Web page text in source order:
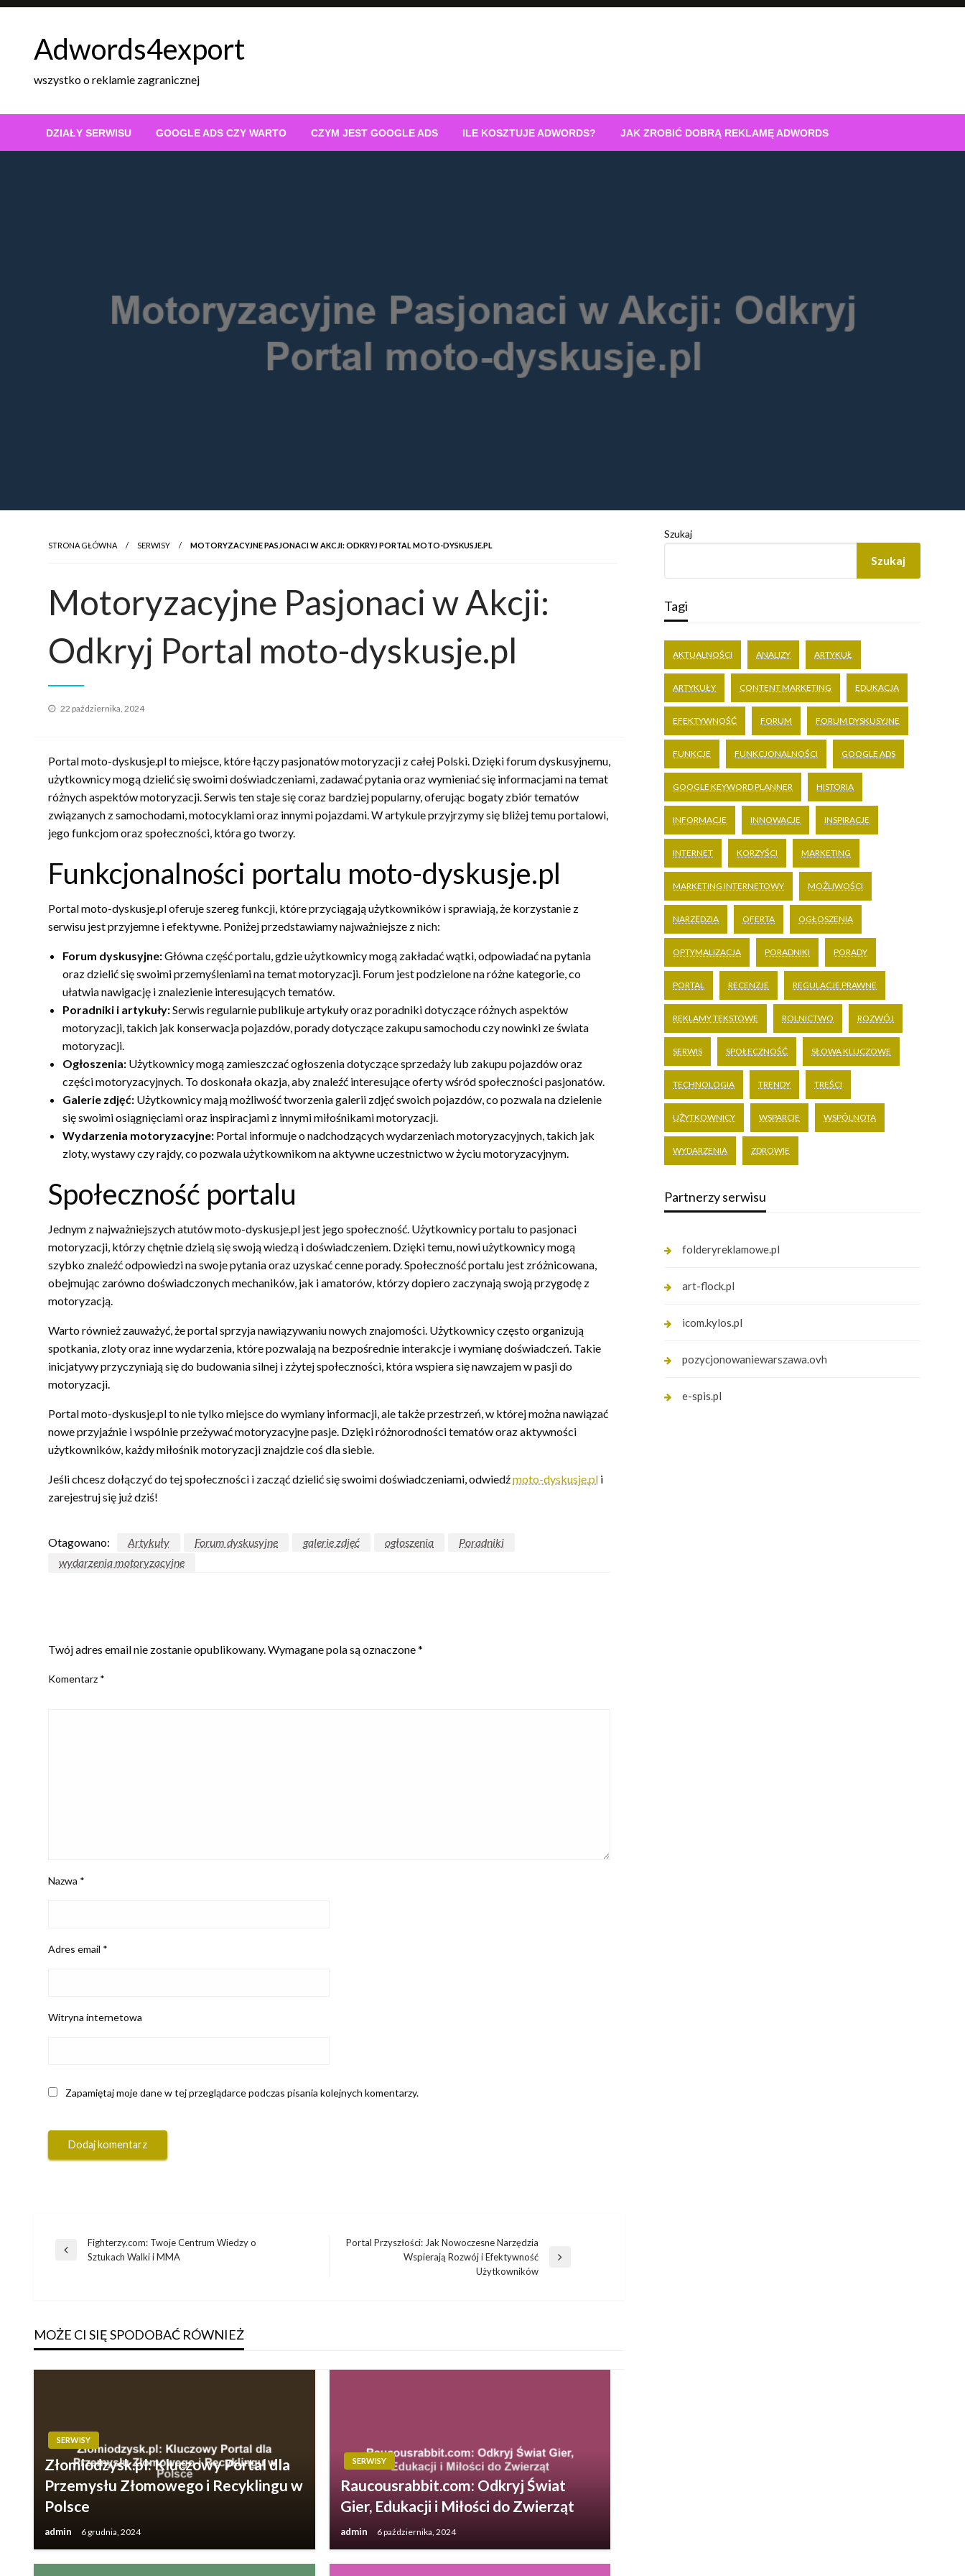
Skip
Adwords4export
wszystko o reklamie zagranicznej
DZIAŁY SERWISU GOOGLE ADS CZY WARTO CZYM JEST GOOGLE ADS ILE KOSZTUJE ADWORDS? JAK ZROBIĆ DOBRĄ REKLAMĘ ADWORDS
STRONA GŁÓWNA SERWISY MOTORYZACYJNE PASJONACI W AKCJI: ODKRYJ PORTAL MOTO-DYSKUSJE.PL
Motoryzacyjne Pasjonaci w Akcji:
Odkryj Portal moto-dyskusje.pl
Opublikowane
22 października, 2024
Portal moto-dyskusje.pl to miejsce, które łączy pasjonatów motoryzacji z całej Polski. Dzięki forum dyskusyjnemu,
użytkownicy mogą dzielić się swoimi doświadczeniami, zadawać pytania oraz wymieniać się informacjami na temat
różnych aspektów motoryzacji. Serwis ten staje się coraz bardziej popularny, oferując bogaty zbiór tematów
związanych z samochodami, motocyklami oraz innymi pojazdami. W artykule przyjrzymy się bliżej temu portalowi,
jego funkcjom oraz społeczności, która go tworzy.
Funkcjonalności portalu moto-dyskusje.pl
Portal moto-dyskusje.pl oferuje szereg funkcji, które przyciągają użytkowników i sprawiają, że korzystanie z
serwisu jest przyjemne i efektywne. Poniżej przedstawiamy najważniejsze z nich:
Forum dyskusyjne:Główna część portalu, gdzie użytkownicy mogą zakładać wątki, odpowiadać na pytania
oraz dzielić się swoimi przemyśleniami na temat motoryzacji. Forum jest podzielone na różne kategorie, co
ułatwia nawigację i znalezienie interesujących tematów.
Poradniki i artykuły:Serwis regularnie publikuje artykuły oraz poradniki dotyczące różnych aspektów
motoryzacji, takich jak konserwacja pojazdów, porady dotyczące zakupu samochodu czy nowinki ze świata
motoryzacji.
Ogłoszenia: Użytkownicy mogą zamieszczać ogłoszenia dotyczące sprzedaży lub zakupu pojazdów oraz
części motoryzacyjnych. To doskonała okazja, aby znaleźć interesujące oferty wśród społeczności pasjonatów.
Galerie zdjęć: Użytkownicy mają możliwość tworzenia galerii zdjęć swoich pojazdów, co pozwala na dzielenie
się swoimi osiągnięciami oraz inspiracjami z innymi miłośnikami motoryzacji.
Wydarzenia motoryzacyjne: Portal informuje o nadchodzących wydarzeniach motoryzacyjnych, takich jak
zloty, wystawy czy rajdy, co pozwala użytkownikom na aktywne uczestnictwo w życiu motoryzacyjnym.
Społeczność portalu
Jednym z najważniejszych atutów moto-dyskusje.pl jest jego społeczność. Użytkownicy portalu to pasjonaci
motoryzacji, którzy chętnie dzielą się swoją wiedzą i doświadczeniem. Dzięki temu, nowi użytkownicy mogą
szybko znaleźć odpowiedzi na swoje pytania oraz uzyskać cenne porady. Społeczność portalu jest zróżnicowana,
obejmując zarówno doświadczonych mechaników, jak i amatorów, którzy dopiero zaczynają swoją przygodę z
motoryzacją.
Warto również zauważyć, że portal sprzyja nawiązywaniu nowych znajomości. Użytkownicy często organizują
spotkania, zloty oraz inne wydarzenia, które pozwalają na bezpośrednie interakcje i wymianę doświadczeń. Takie
inicjatywy przyczyniają się do budowania silnej i zżytej społeczności, która wspiera się nawzajem w pasji do
motoryzacji.
Portal moto-dyskusje.pl to nie tylko miejsce do wymiany informacji, ale także przestrzeń, w której można nawiązać
nowe przyjaźnie i wspólnie przeżywać motoryzacyjne pasje. Dzięki różnorodności tematów oraz aktywności
użytkowników, każdy miłośnik motoryzacji znajdzie coś dla siebie.
Jeśli chcesz dołączyć do tej społeczności i zacząć dzielić się swoimi doświadczeniami, odwiedźmoto-dyskusje.pl i
zarejestruj się już dziś!
Otagowano: Artykuły Forum dyskusyjne galerie zdjęć ogłoszenia
Poradniki
wydarzenia motoryzacyjne
Twój adres email nie zostanie opublikowany.Wymagane pola są oznaczone*
Komentarz *
Nazwa *
Adres email *
Witryna internetowa
Zapamiętaj moje dane w tej przeglądarce podczas pisania kolejnych komentarzy.
Nawigacja
Poprzedni
Fighterzy.com: Twoje Centrum Wiedzy o
Sztukach Walki i MMA
Portal Przyszłości: Jak Nowoczesne Narzędzia
Wspierają Rozwój i Efektywność
Użytkowników
MOŻE CI SIĘ SPODOBAĆ RÓWNIEŻ
SERWISY
Złomiodzysk.pl: Kluczowy Portal dla
Przemysłu Złomowego i Recyklingu w
Polsce
admin 6 grudnia, 2024
SERWISY
Raucousrabbit.com: Odkryj Świat
Gier, Edukacji i Miłości do Zwierząt
admin 6 października, 2024
Szukaj
Szukaj
Tagi
AKTUALNOŚCI ANALIZY ARTYKUŁ
ARTYKUŁY CONTENT MARKETING EDUKACJA
EFEKTYWNOŚĆ FORUM FORUM DYSKUSYJNE
FUNKCJE FUNKCJONALNOŚCI GOOGLE ADS
GOOGLE KEYWORD PLANNER HISTORIA
INFORMACJE INNOWACJE INSPIRACJE
INTERNET KORZYŚCI MARKETING
MARKETING INTERNETOWY MOŻLIWOŚCI
NARZĘDZIA OFERTA OGŁOSZENIA
OPTYMALIZACJA PORADNIKI PORADY
PORTAL RECENZJE REGULACJE PRAWNE
REKLAMY TEKSTOWE ROLNICTWO ROZWÓJ
SERWIS SPOŁECZNOŚĆ SŁOWA KLUCZOWE
TECHNOLOGIA TRENDY TREŚCI
UŻYTKOWNICY WSPARCIE WSPÓLNOTA
WYDARZENIA ZDROWIE
Partnerzy serwisu
folderyreklamowe.pl
art-flock.pl
icom.kylos.pl
pozycjonowaniewarszawa.ovh
e-spis.pl